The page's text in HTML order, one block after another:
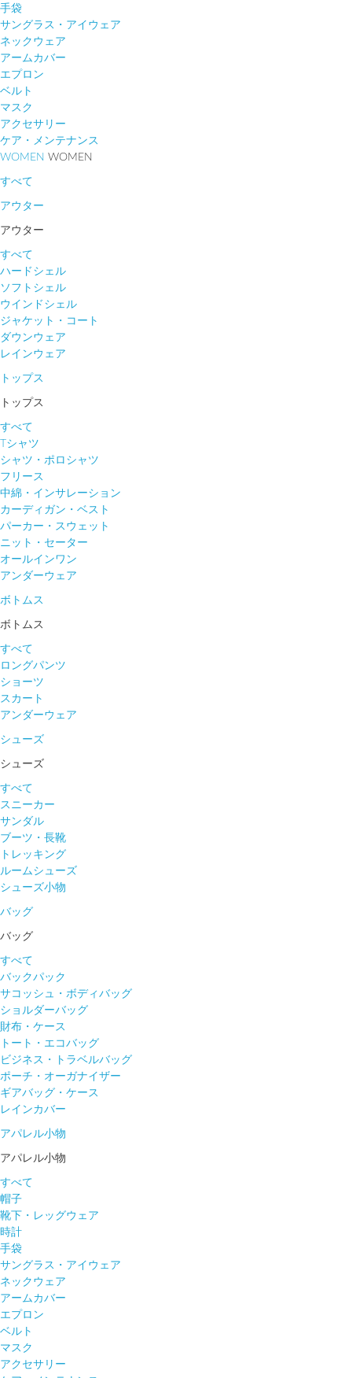
手袋
サングラス・アイウェア
ネックウェア
アームカバー
エプロン
ベルト
マスク
アクセサリー
ケア・メンテナンス
WOMEN WOMEN
すべて
アウター
アウター
すべて
ハードシェル
ソフトシェル
ウインドシェル
ジャケット・コート
ダウンウェア
レインウェア
トップス
トップス
すべて
Tシャツ
シャツ・ポロシャツ
フリース
中綿・インサレーション
カーディガン・ベスト
パーカー・スウェット
ニット・セーター
オールインワン
アンダーウェア
ボトムス
ボトムス
すべて
ロングパンツ
ショーツ
スカート
アンダーウェア
シューズ
シューズ
すべて
スニーカー
サンダル
ブーツ・長靴
トレッキング
ルームシューズ
シューズ小物
バッグ
バッグ
すべて
バックパック
サコッシュ・ボディバッグ
ショルダーバッグ
財布・ケース
トート・エコバッグ
ビジネス・トラベルバッグ
ポーチ・オーガナイザー
ギアバッグ・ケース
レインカバー
アパレル小物
アパレル小物
すべて
帽子
靴下・レッグウェア
時計
手袋
サングラス・アイウェア
ネックウェア
アームカバー
エプロン
ベルト
マスク
アクセサリー